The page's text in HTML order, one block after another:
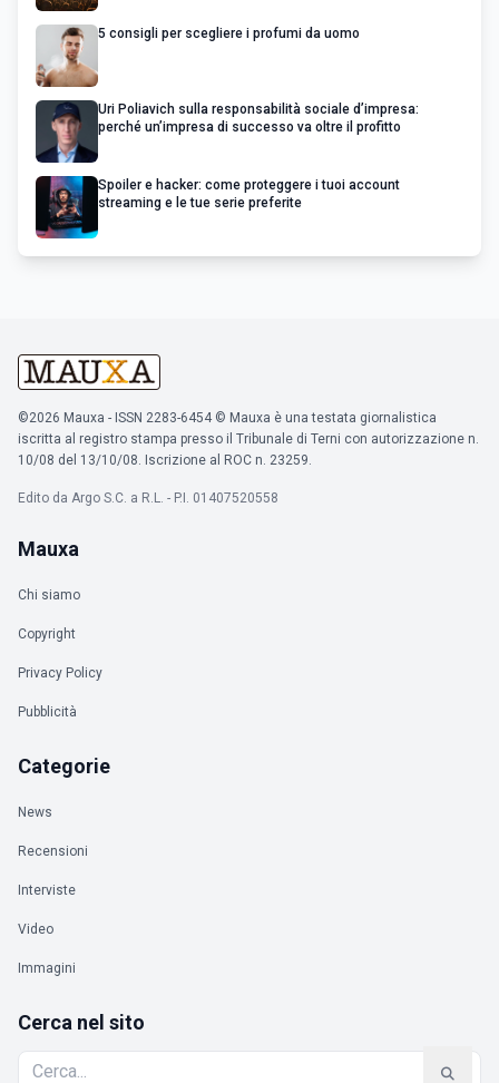
5 consigli per scegliere i profumi da uomo
Uri Poliavich sulla responsabilità sociale d’impresa:
perché un’impresa di successo va oltre il profitto
Spoiler e hacker: come proteggere i tuoi account
streaming e le tue serie preferite
©2026 Mauxa - ISSN 2283-6454 © Mauxa è una testata giornalistica
iscritta al registro stampa presso il Tribunale di Terni con autorizzazione n.
10/08 del 13/10/08. Iscrizione al ROC n. 23259.
Edito da Argo S.C. a R.L. - P.I. 01407520558
Mauxa
Chi siamo
Copyright
Privacy Policy
Pubblicità
Categorie
News
Recensioni
Interviste
Video
Immagini
Cerca nel sito